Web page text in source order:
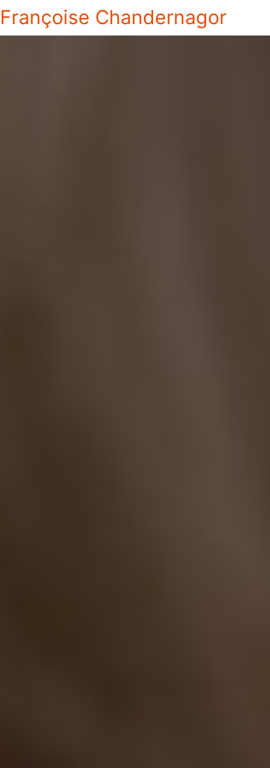
Françoise Chandernagor